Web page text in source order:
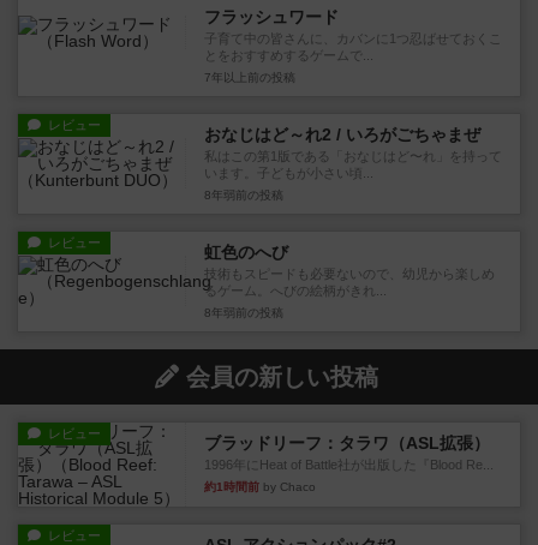
フラッシュワード
子育て中の皆さんに、カバンに1つ忍ばせておくこ
とをおすすめするゲームで...
7年以上前 の投稿
レビュー おなじはど～れ2 / いろがごちゃまぜ
私はこの第1版である「おなじはど〜れ」を持って
います。子どもが小さい頃...
8年弱前 の投稿
レビュー 虹色のへび
技術もスピードも必要ないので、幼児から楽しめ
るゲーム。へびの絵柄がきれ...
8年弱前 の投稿
会員の新しい投稿
レビュー
ブラッドリーフ：タラワ（ASL拡張）
1996年にHeat of Battle社が出版した『Blood Re...
約1時間前 by Chaco
レビュー